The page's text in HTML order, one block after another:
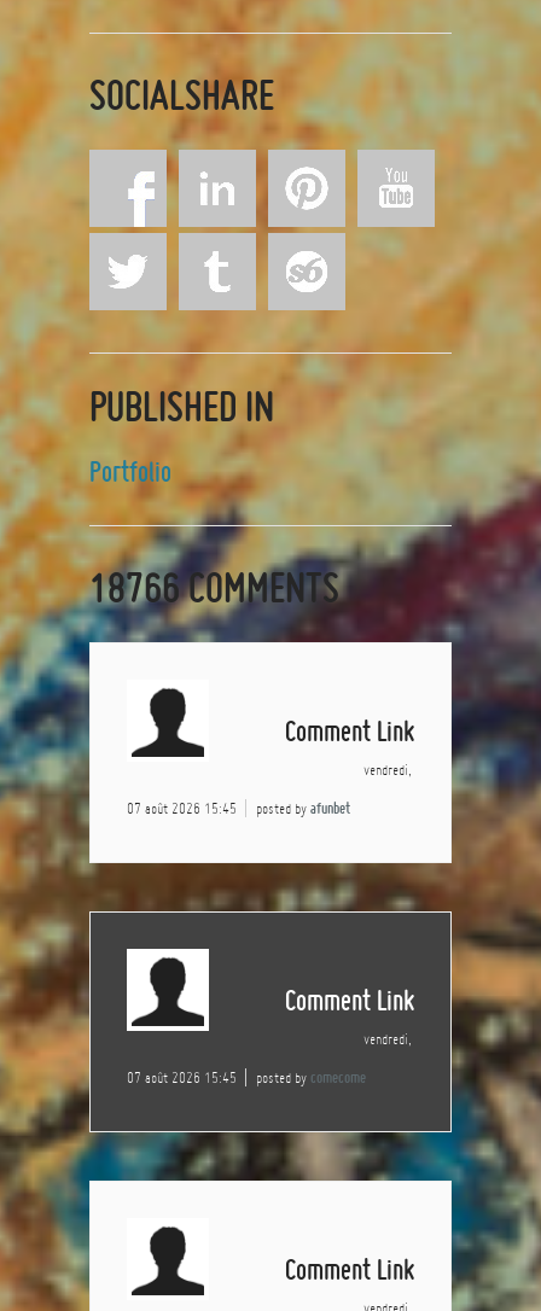
SOCIALSHARE
PUBLISHED IN
Portfolio
18766COMMENTS
Comment Link
vendredi,
07 août 2026 15:45 posted by afunbet
Comment Link
vendredi,
07 août 2026 15:45 posted by comecome
Comment Link